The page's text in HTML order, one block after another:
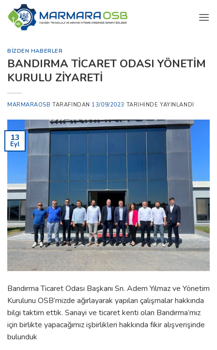
İçeriğe
atla
BIZDEN HABERLER
BANDIRMA TİCARET ODASI YÖNETİM
KURULU ZİYARETİ
MARMARAOSB TARAFINDAN 13/09/2023 TARIHINDE YAYINLANDI
13
Eyl
Bandırma Ticaret Odası Başkanı Sn. Adem Yılmaz ve Yönetim
Kurulunu OSB’mizde ağırlayarak yapılan çalışmalar hakkında
bilgi taktim ettik. Sanayi ve ticaret kenti olan Bandırma’mız
için birlikte yapacağımız işbirlikleri hakkında fikir alışverişinde
bulunduk